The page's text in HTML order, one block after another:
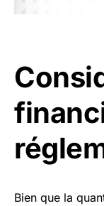
Bien que la